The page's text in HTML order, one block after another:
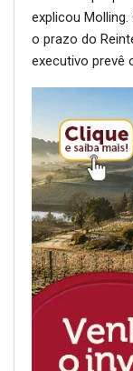
explicou Molling.
o prazo do
executivo prevê